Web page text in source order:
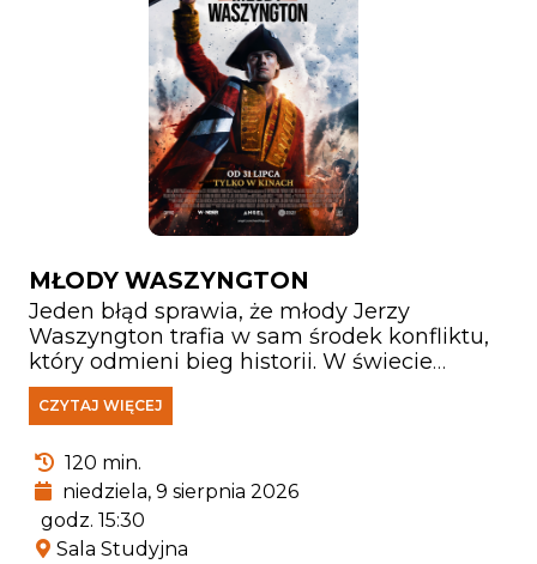
MŁODY WASZYNGTON
Jeden błąd sprawia, że młody Jerzy
Waszyngton trafia w sam środek konfliktu,
który odmieni bieg historii. W świecie
kruchych sojuszy, narastających napięć i
wojny ogarniającej pogranicze jego honor,
najcięższą próbę. Stawiając czoła
niebezpiecznym przeciwnikom,
Washington musi zmierzyć się nie tylko z
wrogami, lecz także z własnymi słabościami
CZYTAJ WIĘCEJ
120 min.
niedziela, 9 sierpnia 2026
godz. 15:30
Sala Studyjna